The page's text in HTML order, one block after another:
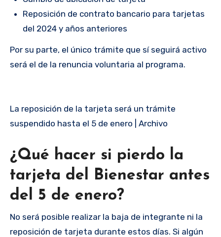
Reposición de contrato bancario para tarjetas
del 2024 y años anteriores
Por su parte, el único trámite que sí seguirá activo
será el de la renuncia voluntaria al programa.
La reposición de la tarjeta será un trámite
suspendido hasta el 5 de enero | Archivo
¿Qué hacer si pierdo la
tarjeta del Bienestar antes
del 5 de enero?
No será posible realizar la baja de integrante ni la
reposición de tarjeta durante estos días. Si algún